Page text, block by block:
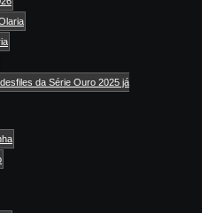
da Série Ouro 2025 já